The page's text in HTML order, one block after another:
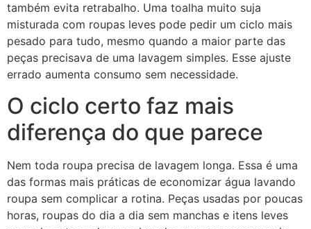
também evita retrabalho. Uma toalha muito suja
misturada com roupas leves pode pedir um ciclo mais
pesado para tudo, mesmo quando a maior parte das
peças precisava de uma lavagem simples. Esse ajuste
errado aumenta consumo sem necessidade.
O ciclo certo faz mais
diferença do que parece
Nem toda roupa precisa de lavagem longa. Essa é uma
das formas mais práticas de economizar água lavando
roupa sem complicar a rotina. Peças usadas por poucas
horas, roupas do dia a dia sem manchas e itens leves